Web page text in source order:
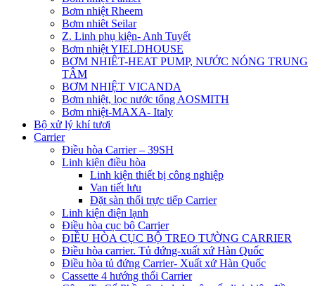
Bơm nhiệt Rheem
Bơm nhiêt Seilar
Z. Linh phụ kiện- Anh Tuyết
Bơm nhiệt YIELDHOUSE
BƠM NHIÊT-HEAT PUMP, NƯỚC NÓNG TRUNG
TÂM
BƠM NHIỆT VICANDA
Bơm nhiệt, lọc nước tổng AOSMITH
Bơm nhiệt-MAXA- Italy
Bộ xử lý khí tươi
Carrier
Điều hòa Carrier – 39SH
Linh kiện điều hòa
Linh kiện thiết bị công nghiệp
Van tiết lưu
Đặt sàn thổi trực tiếp Carrier
Linh kiện điện lạnh
Điều hòa cục bộ Carrier
ĐIỀU HÒA CỤC BỘ TREO TƯỜNG CARRIER
Điều hòa carrier. Tủ đứng-xuất xứ Hàn Quốc
Điều hòa tủ đứng Carrier- Xuất xứ Hàn Quốc
Cassette 4 hướng thổi Carrier